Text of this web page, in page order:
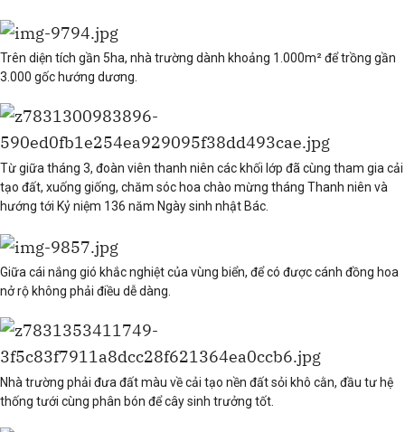
Trên diện tích gần 5ha, nhà trường dành khoảng 1.000m² để trồng gần
3.000 gốc hướng dương.
Từ giữa tháng 3, đoàn viên thanh niên các khối lớp đã cùng tham gia cải
tạo đất, xuống giống, chăm sóc hoa chào mừng tháng Thanh niên và
hướng tới Kỷ niệm 136 năm Ngày sinh nhật Bác.
Giữa cái nắng gió khắc nghiệt của vùng biển, để có được cánh đồng hoa
nở rộ không phải điều dễ dàng.
Nhà trường phải đưa đất màu về cải tạo nền đất sỏi khô cằn, đầu tư hệ
thống tưới cùng phân bón để cây sinh trưởng tốt.